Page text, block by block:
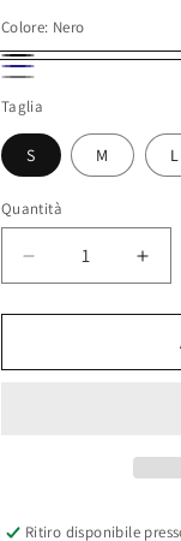
listino
Colore: Nero
Nero
Blu
Taglia
S M L
Quantità
Diminuisci
quantità
per
Zip
per
Zip
Ritiro disponibile